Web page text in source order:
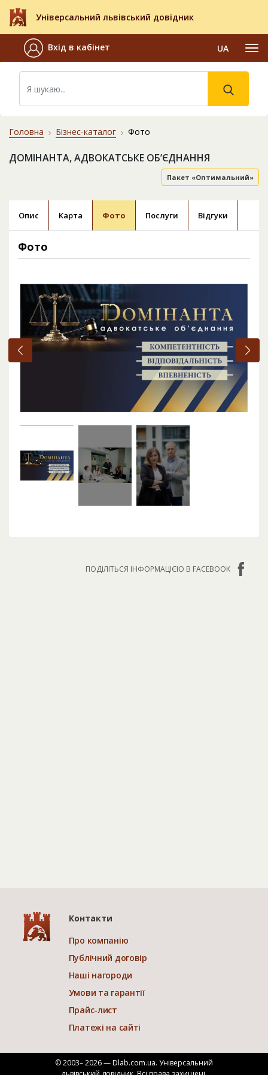
Універсальний львівський довідник
Вхід в кабінет UA
Головна Бізнес-каталог Фото
ДОМІНАНТА, АДВОКАТСЬКЕ ОБ’ЄДНАННЯ
Пакет «Оптимальний»
Опис Карта Фото Послуги Відгуки
Фото
ПОДІЛІТЬСЯ ІНФОРМАЦІЄЮ В FACEBOOK
Контакти
Про компанію
Публічний договір
Наші нагороди
Умови та гарантії
Прайс-лист
Платежі на сайті
© 2003– 2026 — Dlab.com.ua. Універсальний